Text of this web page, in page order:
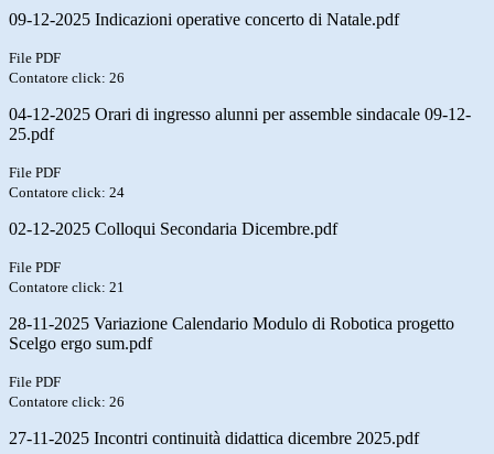
09-12-2025 Indicazioni operative concerto di Natale.pdf
File PDF
Contatore click: 26
04-12-2025 Orari di ingresso alunni per assemble sindacale 09-12-
25.pdf
File PDF
Contatore click: 24
02-12-2025 Colloqui Secondaria Dicembre.pdf
File PDF
Contatore click: 21
28-11-2025 Variazione Calendario Modulo di Robotica progetto
Scelgo ergo sum.pdf
File PDF
Contatore click: 26
27-11-2025 Incontri continuità didattica dicembre 2025.pdf